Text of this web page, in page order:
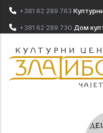
Skip to main content
+381 62 289 763
+381 62 289 730 Дом